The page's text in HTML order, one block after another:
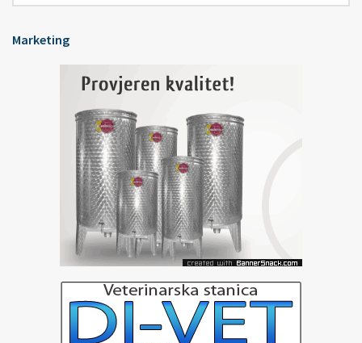
Marketing